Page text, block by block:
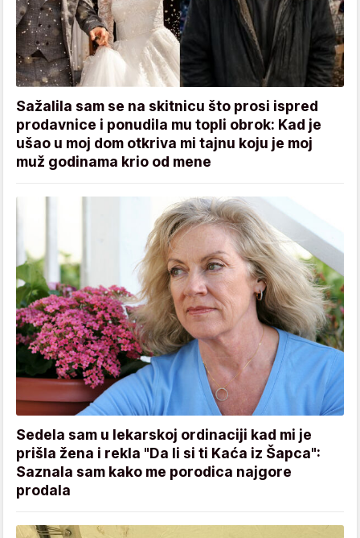
Sažalila sam se na skitnicu što prosi ispred
prodavnice i ponudila mu topli obrok: Kad je
ušao u moj dom otkriva mi tajnu koju je moj
muž godinama krio od mene
Sedela sam u lekarskoj ordinaciji kad mi je
prišla žena i rekla "Da li si ti Kaća iz Šapca":
Saznala sam kako me porodica najgore
prodala